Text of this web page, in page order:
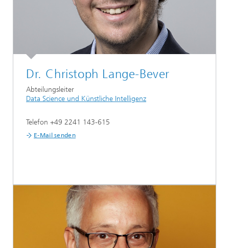
Dr. Christoph Lange-Bever
Abteilungsleiter
Data Science und Künstliche Intelligenz
Telefon +49 2241 143-615
E-Mail senden